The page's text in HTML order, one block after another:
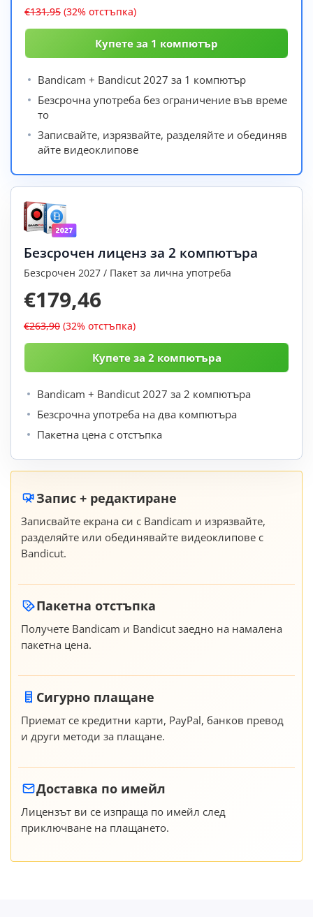
€131,95 (32% отстъпка)
Bandicam + Bandicut 2027 за 1 компютър
Безсрочна употреба без ограничение във време
то
Записвайте, изрязвайте, разделяйте и обединяв
айте видеоклипове
Безсрочен лиценз за 2 компютъра
Безсрочен 2027 / Пакет за лична употреба
€179,46
€263,90 (32% отстъпка)
Bandicam + Bandicut 2027 за 2 компютъра
Безсрочна употреба на два компютъра
Пакетна цена с отстъпка
Запис + редактиране
Записвайте екрана си с Bandicam и изрязвайте,
разделяйте или обединявайте видеоклипове с
Bandicut.
Пакетна отстъпка
Получете Bandicam и Bandicut заедно на намалена
пакетна цена.
Сигурно плащане
Приемат се кредитни карти, PayPal, банков превод
и други методи за плащане.
Доставка по имейл
Лицензът ви се изпраща по имейл след
приключване на плащането.